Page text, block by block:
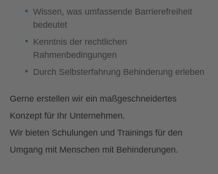
Wissen, was umfassende Barrierefreiheit
bedeutet
Kenntnis der rechtlichen
Rahmenbedingungen
Durch Selbsterfahrung Behinderung erleben
Gerne erstellen wir ein maßgeschneidertes
Konzept für Ihr Unternehmen.
Wir bieten Schulungen und Trainings für den
Umgang mit Menschen mit Behinderungen.